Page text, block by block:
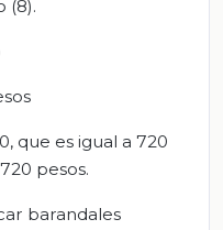
(8).
que es igual a 720
pesos.
barandales